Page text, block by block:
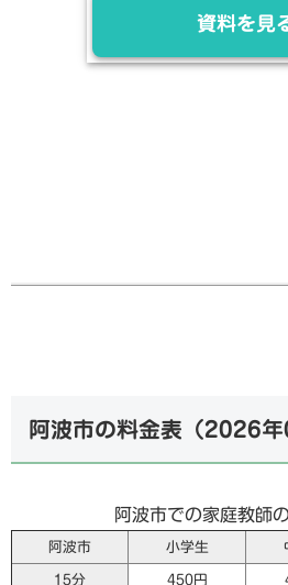
資料を見
阿波市の料金表（2026年
阿波市での家庭教師
阿波市 小学生
15分 450円